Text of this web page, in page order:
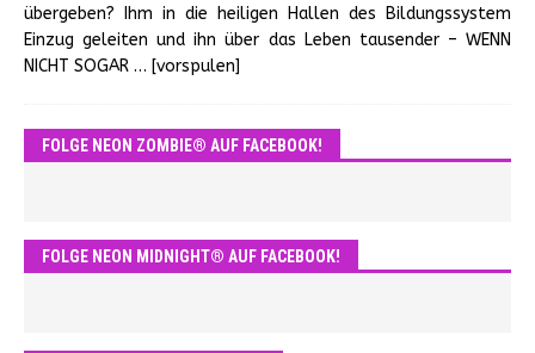
übergeben? Ihm in die heiligen Hallen des Bildungssystem
Einzug geleiten und ihn über das Leben tausender – WENN
NICHT SOGAR … [vorspulen]
FOLGE NEON ZOMBIE® AUF FACEBOOK!
FOLGE NEON MIDNIGHT® AUF FACEBOOK!